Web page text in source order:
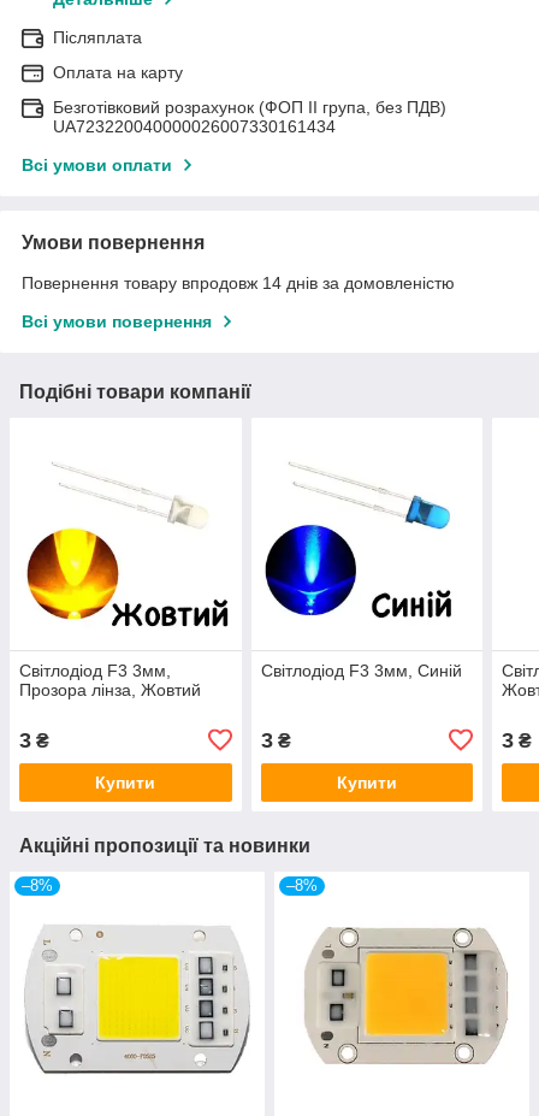
Післяплата
Оплата на карту
Безготівковий розрахунок (ФОП II група, без ПДВ)
UA723220040000026007330161434
Всі умови оплати
Умови повернення
Повернення товару впродовж 14 днів за домовленістю
Всі умови повернення
Подібні товари компанії
Світлодіод F3 3мм,
Прозора лінза, Жовтий
3 ₴
Купити
Світлодіод F3 3мм, Синій
3₴
Купити
3 ₴
Акційні пропозиції та новинки
–8% –8%